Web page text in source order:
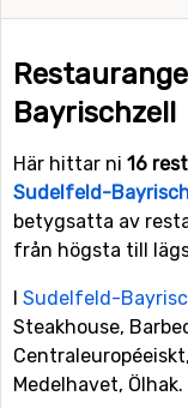
Bayrischzell
Här hittar ni 16
Sudelfeld-
betygsatta av
från högsta till
I Sudelfeld-
Steakhouse,
Medelhavet, Ölhak.